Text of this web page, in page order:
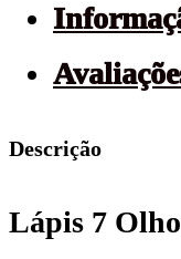
Descrição
Lápis 7